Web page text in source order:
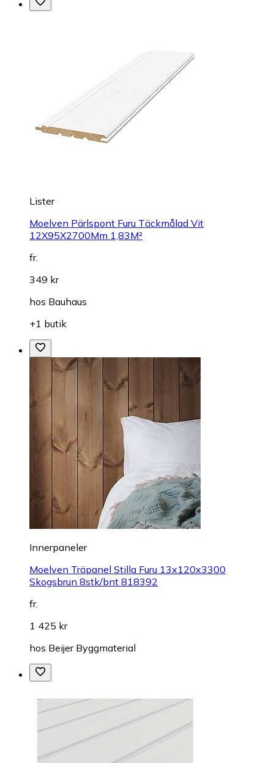
Lister
Moelven Pärlspont Furu Täckmålad Vit
12X95X2700Mm 1,83M²
fr.
349 kr
hos Bauhaus
+1 butik
Innerpaneler
Moelven Träpanel Stilla Furu 13x120x3300
Skogsbrun 8stk/bnt 818392
fr.
1 425 kr
hos Beijer Byggmaterial